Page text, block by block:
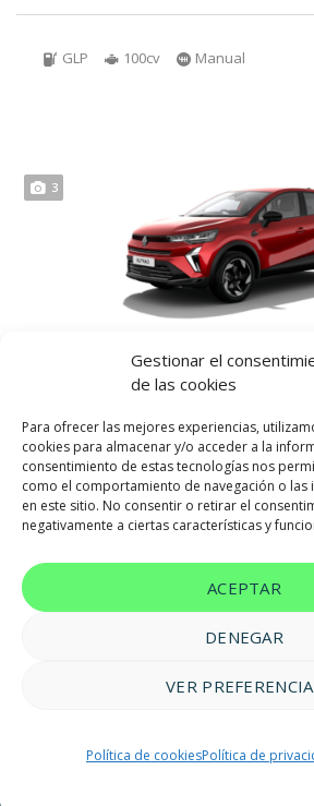
Gestionar el
de las cookies
Para ofrecer las mejores experiencias,
cookies para almacenar y/o acceder a la
consentimiento de estas tecnologías nos
como el comportamiento de navegación o las
en este sitio. No consentir o retirar el
negativamente a ciertas características y
ACEPTAR
DENEGAR
VER
Política de cookiesPolítica de
GLP 100cv Manual
3
RENAULT CAPTUR
Híbrido(HEV) 145cv
de cookies|Accesibilidad